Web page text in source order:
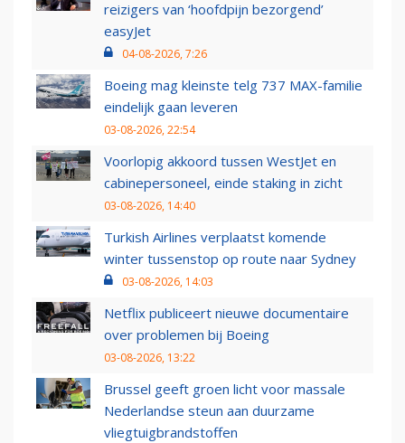
reizigers van ‘hoofdpijn bezorgend’
easyJet
04-08-2026, 7:26
Boeing mag kleinste telg 737 MAX-familie
eindelijk gaan leveren
03-08-2026, 22:54
Voorlopig akkoord tussen WestJet en
cabinepersoneel, einde staking in zicht
03-08-2026, 14:40
Turkish Airlines verplaatst komende
winter tussenstop op route naar Sydney
03-08-2026, 14:03
Netflix publiceert nieuwe documentaire
over problemen bij Boeing
03-08-2026, 13:22
Brussel geeft groen licht voor massale
Nederlandse steun aan duurzame
vliegtuigbrandstoffen